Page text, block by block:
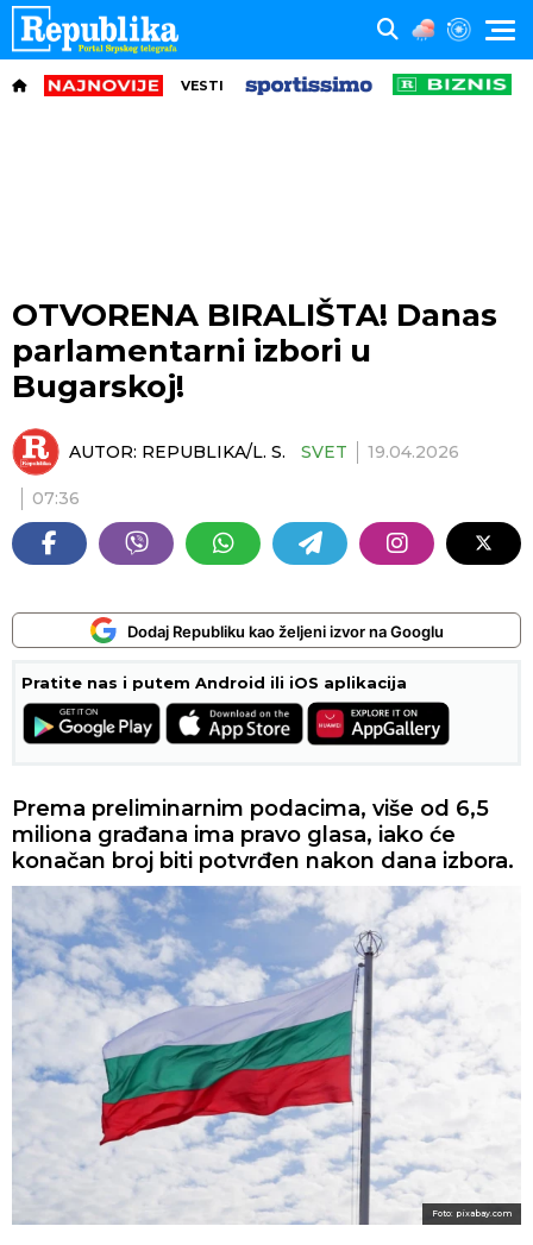
VESTI
OTVORENA BIRALIŠTA! Danas
parlamentarni izbori u
Bugarskoj!
AUTOR: REPUBLIKA/L. S. SVET 19.04.2026
07:36
Dodaj Republiku kao željeni izvor na Googlu
Pratite nas i putem Android ili iOS aplikacija
Prema preliminarnim podacima, više od 6,5
miliona građana ima pravo glasa, iako će
konačan broj biti potvrđen nakon dana izbora.
Foto: pixabay.com